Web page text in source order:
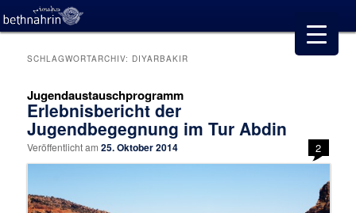
SCHLAGWORTARCHIV: DIYARBAKIR
Jugendaustauschprogramm
Erlebnisbericht der
Jugendbegegnung im Tur Abdin
Veröffentlicht am25. Oktober 2014 2